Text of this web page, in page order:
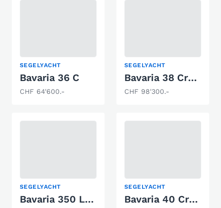
SEGELYACHT
Bavaria 36 C
CHF 64'600.-
SEGELYACHT
Bavaria 38 Cruiser
CHF 98'300.-
SEGELYACHT
Bavaria 350 Lagoon
SEGELYACHT
Bavaria 40 Cruiser S